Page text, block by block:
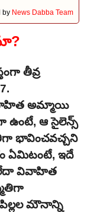
by News Dabba Team
తీవ్ర
అమ్మాయి
ఉంటే, ఆ సైలెన్స్
భావించవచ్చని
ఏమిటంటే, ఇదే
లేదా వివాహిత
మౌనాన్ని